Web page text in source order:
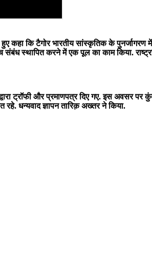
कि टैगोर भारतीय सांस्कृतिक के
स्थापित करने में एक पूल का काम किया.
ट्रॉफी और प्रमाणपत्र दिए गए. इस अवसर
धन्यवाद ज्ञापन तारिक़ अख्तर ने किया.